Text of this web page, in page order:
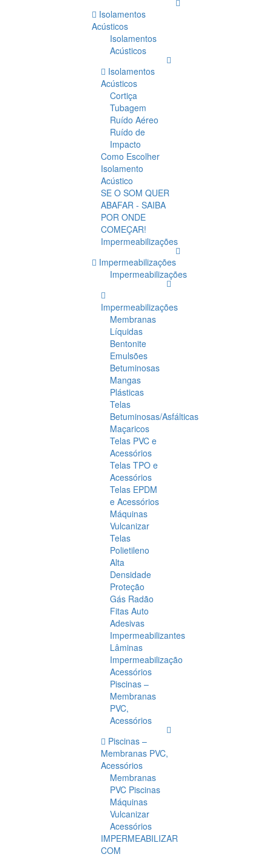
Isolamentos
Acústicos
Isolamentos
Acústicos
Isolamentos
Acústicos
Cortiça
Tubagem
Ruído Aéreo
Ruído de
Impacto
Como Escolher
Isolamento
Acústico
SE O SOM QUER
ABAFAR - SAIBA
POR ONDE
COMEÇAR!
Impermeabilizações
Impermeabilizações
Impermeabilizações
Impermeabilizações
Membranas
Líquidas
Bentonite
Emulsões
Betuminosas
Mangas
Plásticas
Telas
Betuminosas/Asfálticas
Maçaricos
Telas PVC e
Acessórios
Telas TPO e
Acessórios
Telas EPDM
e Acessórios
Máquinas
Vulcanizar
Telas
Polietileno
Alta
Densidade
Proteção
Gás Radão
Fitas Auto
Adesivas
Impermeabilizantes
Lâminas
Impermeabilização
Acessórios
Piscinas –
Membranas
PVC,
Acessórios
Piscinas –
Membranas PVC,
Acessórios
Membranas
PVC Piscinas
Máquinas
Vulcanizar
Acessórios
IMPERMEABILIZAR
COM